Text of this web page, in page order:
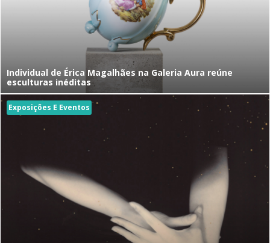
Individual de Érica Magalhães na Galeria Aura reúne
esculturas inéditas
Exposições E Eventos